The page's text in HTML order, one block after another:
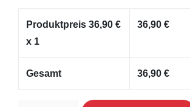
Produktpreis 36,90 €
x 1
36,90 €
Gesamt 36,90 €